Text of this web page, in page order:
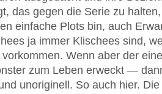
das gegen die Serie zu
einfache Plots bin, auch
ja immer Klischees sind,
Wenn aber der
zum Leben erweckt —
unoriginell. So auch hier.